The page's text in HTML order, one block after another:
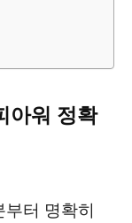
아워 정확
터 명확히